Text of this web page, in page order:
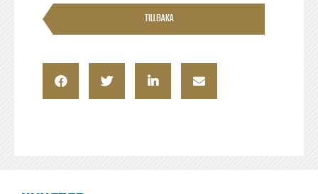
TILLBAKA